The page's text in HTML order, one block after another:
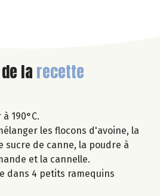
de la recette
190°C.
les flocons d'avoine, la
sucre de canne, la poudre à
et la cannelle.
dans 4 petits ramequins